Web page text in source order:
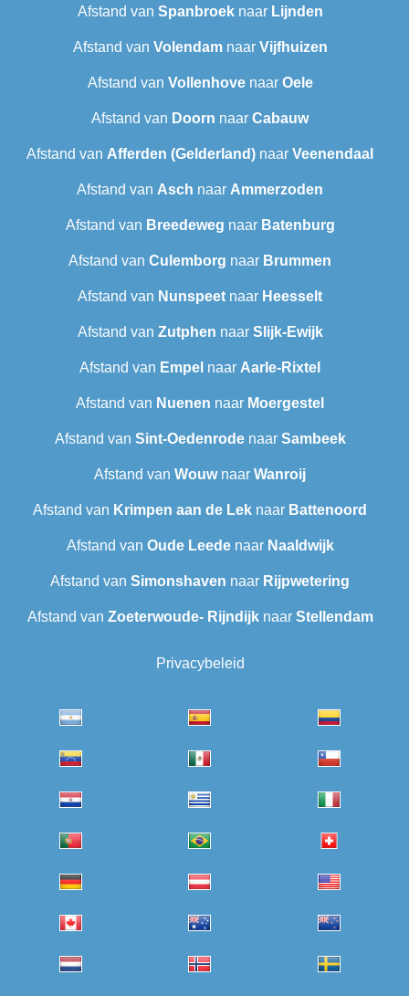
Afstand van Spanbroeknaar Lijnden
Afstand van Volendamnaar Vijfhuizen
Afstand van Vollenhovenaar Oele
Afstand van Doorn naar Cabauw
Afstand van Afferden (Gelderland) naar Veenendaal
Afstand van Asch naar Ammerzoden
Afstand van Breedeweg naar Batenburg
Afstand van Culemborg naar Brummen
Afstand van Nunspeet naar Heesselt
Afstand van Zutphen naar Slijk-Ewijk
Afstand van Empel naar Aarle-Rixtel
Afstand van Nuenen naar Moergestel
Afstand van Sint-Oedenrodenaar Sambeek
Afstand van Wouwnaar Wanroij
Afstand van Krimpen aan de Lek naar Battenoord
Afstand van Oude Leedenaar Naaldwijk
Afstand van Simonshaven naar Rijpwetering
Afstand van Zoeterwoude- Rijndijknaar Stellendam
Privacybeleid